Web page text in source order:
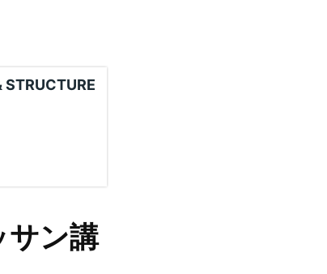
サン講